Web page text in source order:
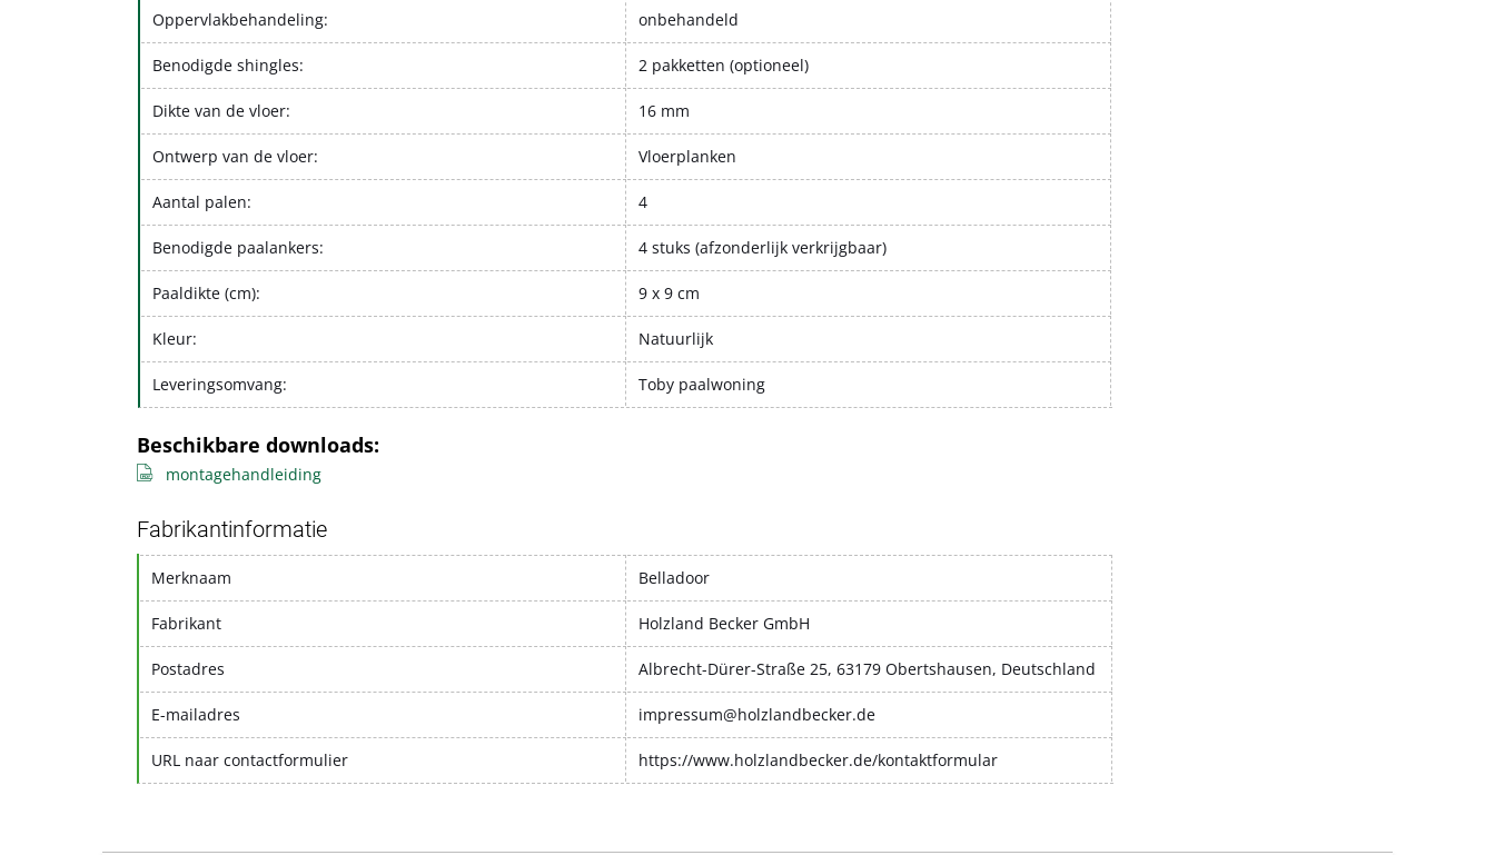
Oppervlakbehandeling: onbehandeld
Benodigde shingles: 2 pakketten (optioneel)
Dikte van de vloer: 16 mm
Ontwerp van de vloer: Vloerplanken
Aantal palen: 4
Benodigde paalankers: 4 stuks (afzonderlijk verkrijgbaar)
Paaldikte (cm): 9 x 9 cm
Kleur: Natuurlijk
Leveringsomvang: Toby paalwoning
Beschikbare downloads:
montagehandleiding
Fabrikantinformatie
Merknaam Belladoor
Fabrikant Holzland Becker GmbH
Postadres Albrecht-Dürer-Straße 25, 63179 Obertshausen, Deutschland
E-mailadres impressum@holzlandbecker.de
URL naar contactformulier https://www.holzlandbecker.de/kontaktformular